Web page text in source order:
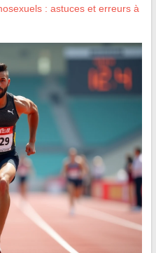
: astuces et erreurs à